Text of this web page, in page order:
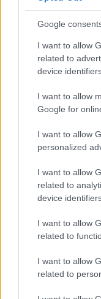
Google
I want to allow
related to
device
I want to allow
Google for
I want to allow
personalized
I want to allow
related to
device
I want to allow
related to
I want to allow
related to
Le nuove
Matteo Pellegrino · 7 Ago